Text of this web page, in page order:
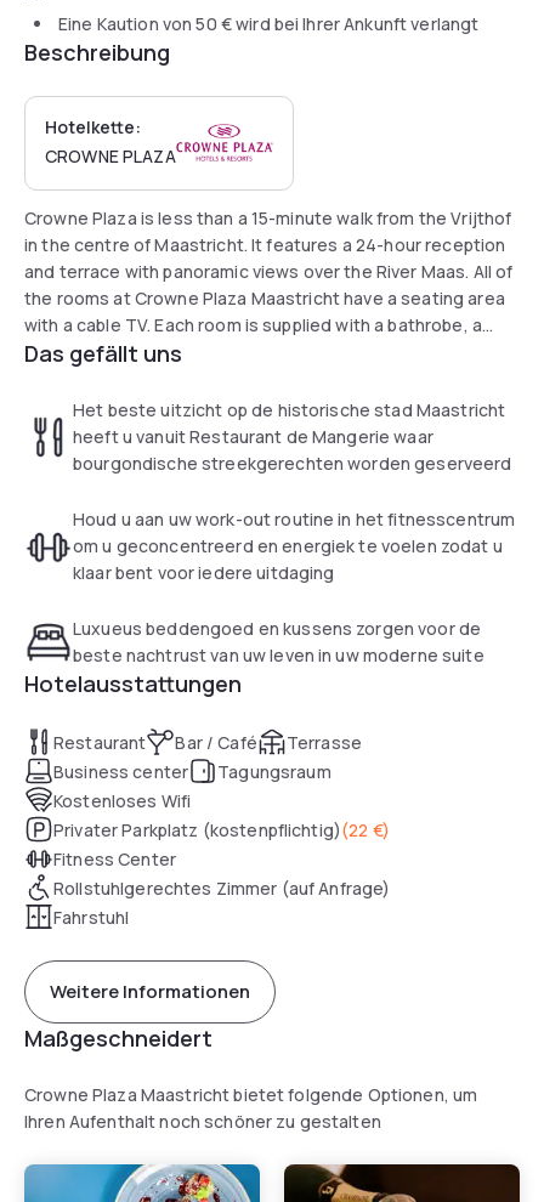
Eine Kaution von50 €wird bei Ihrer Ankunft verlangt
Beschreibung
Hotelkette:
CROWNE PLAZA
Crowne Plaza is less than a 15-minute walk from the Vrijthof
in the centre of Maastricht. It features a 24-hour reception
and terrace with panoramic views over the River Maas. All of
the rooms at Crowne Plaza Maastricht have a seating area
with a cable TV. Each room is supplied with a bathrobe, a
minibar, work desk and tea and coffee making facilities. The
Guests can enjoy a drink at the fireside in the bar.
Das gefällt uns
Het beste uitzicht op de historische stad Maastricht
heeft u vanuit Restaurant de Mangerie waar
bourgondische streekgerechten worden geserveerd
Houd u aan uw work-out routine in het fitnesscentrum
om u geconcentreerd en energiek te voelen zodat u
klaar bent voor iedere uitdaging
Luxueus beddengoed en kussens zorgen voor de
beste nachtrust van uw leven in uw moderne suite
Hotelausstattungen
Restaurant Bar / Café
Terrasse
Business center
Tagungsraum
Kostenloses Wifi
Privater Parkplatz (kostenpflichtig)(22 €)
Fitness Center
Rollstuhlgerechtes Zimmer (auf Anfrage)
Fahrstuhl
Weitere Informationen
Maßgeschneidert
Crowne Plaza Maastricht bietet folgende Optionen, um
Ihren Aufenthalt noch schöner zu gestalten